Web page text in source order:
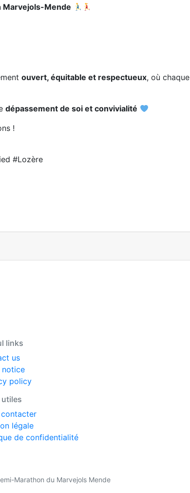
Marvejols-Mende
ouvert, équitable et respectueux, où chaque
dépassement de soi et convivialité
!
#Lozère
links
us
notice
policy
utiles
légale
de confidentialité
Marathon du Marvejols Mende